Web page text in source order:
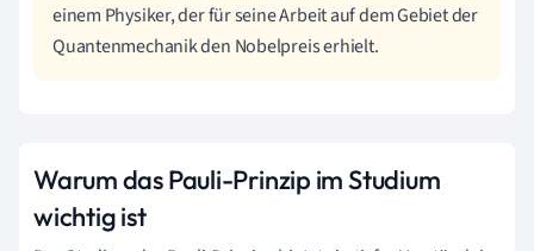
einem Physiker, der für seine Arbeit auf dem Gebiet der
Quantenmechanik den Nobelpreis erhielt.
Warum das Pauli-Prinzip im Studium
wichtig ist